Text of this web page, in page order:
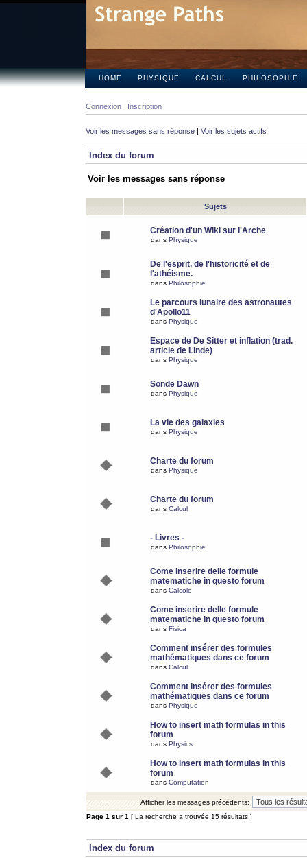
HOME PHYSIQUE CALCUL PHILOSOPHIE
Connexion Inscription
Voir les messages sans réponse | Voir les sujets actifs
Index du forum
Voir les messages sans réponse
Sujets
Création d'un Wiki sur l'Arche
dans Physique
De l'esprit, de l'historicité et de
l'athéisme.
dans Philosophie
Le parcours lunaire des astronautes
d'Apollo11
dans Physique
Espace de De Sitter et inflation (trad.
article de Linde)
dans Physique
Sonde Dawn
dans Physique
La vie des galaxies
dans Physique
Charte du forum
dans Physique
Charte du forum
dans Calcul
- Livres -
dans Philosophie
Come inserire delle formule
matematiche in questo forum
dans Calcolo
Come inserire delle formule
matematiche in questo forum
dans Fisica
Comment insérer des formules
mathématiques dans ce forum
dans Calcul
Comment insérer des formules
mathématiques dans ce forum
dans Physique
How to insert math formulas in this
forum
dans Physics
How to insert math formulas in this
forum
dans Computation
Afficher les messages précédents:
Page 1 sur 1 [ La recherche a trouvée 15 résultats ]
Index du forum